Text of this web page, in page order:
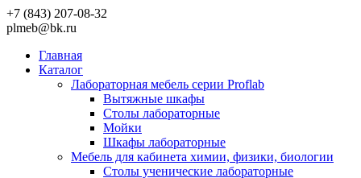
+7 (843) 207-08-32
plmeb@bk.ru
Главная
Каталог
Лабораторная мебель серии Proflab
Вытяжные шкафы
Столы лабораторные
Мойки
Шкафы лабораторные
Мебель для кабинета химии, физики, биологии
Столы ученические лабораторные